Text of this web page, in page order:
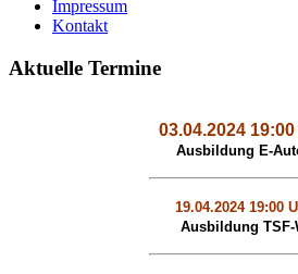
Impressum
Kontakt
Aktuelle Termine
03.04.2024
Ausbildung E-
19.04.2024 19:00
Ausbildung TSF-